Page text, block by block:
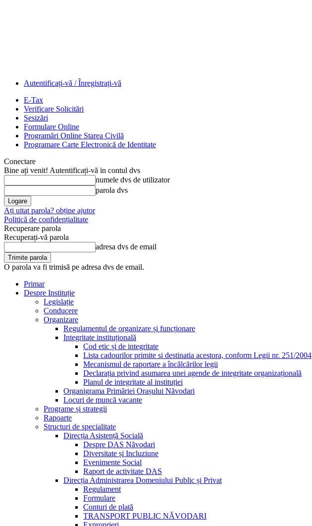
Autentificați-vă / Înregistrați-vă
E-Tax
Verificare Solicitări
Sesizări
Formulare Online
Programări Online Starea Civilă
Programare Carte Electronică de Identitate
Conectare
Bine ați venit! Autentificați-vă in contul dvs
numele dvs de utilizator
parola dvs
Ați uitat parola? obține ajutor
Politică de confidențialitate
Recuperare parola
Recuperați-vă parola
adresa dvs de email
O parola va fi trimisă pe adresa dvs de email.
Primar
Despre Instituție
Legislație
Conducere
Organizare
Regulamentul de organizare și funcționare
Integritate instituțională
Cod etic și de integritate
Lista cadourilor primite si destinatia acestora, conform Legii nr. 251/2004
Mecanismul de raportare a încălcărilor legii
Declarația privind asumarea unei agende de integritate organizațională
Planul de integritate al instituției
Organigrama Primăriei Orașului Năvodari
Locuri de muncă vacante
Programe și strategii
Rapoarte
Structuri de specialitate
Direcția Asistență Socială
Despre DAS Năvodari
Diversitate și Incluziune
Evenimente Social
Raport de activitate DAS
Direcția Administrarea Domeniului Public și Privat
Regulament
Formulare
Conturi de plată
TRANSPORT PUBLIC NĂVODARI